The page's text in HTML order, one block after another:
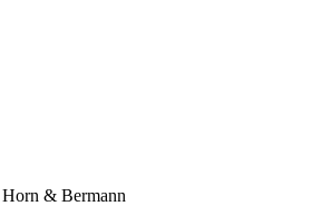
Horn & Bermann